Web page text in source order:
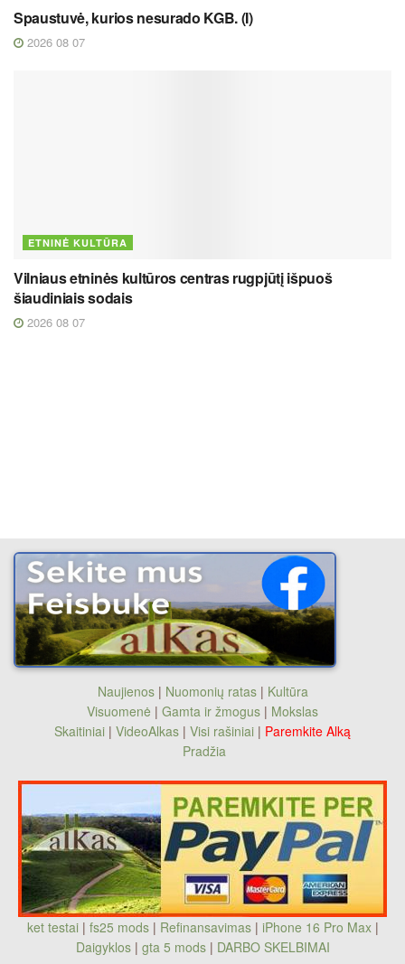
Spaustuvė, kurios nesurado KGB. (I)
2026 08 07
ETNINĖ KULTŪRA
Vilniaus etninės kultūros centras rugpjūtį išpuoš
šiaudiniais sodais
2026 08 07
Naujienos| Nuomonių ratas| Kultūra
Visuomenė | Gamta ir žmogus | Mokslas
Skaitiniai | VideoAlkas | Visi rašiniai | Paremkite Alką
Pradžia
ket testai | fs25 mods| Refinansavimas| iPhone 16 Pro Max|
Daigyklos| gta 5 mods | DARBO SKELBIMAI